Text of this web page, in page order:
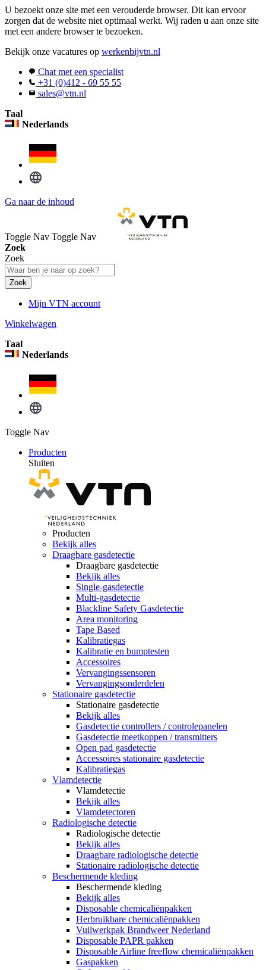
U bezoekt onze site met een verouderde browser. Dit kan ervoor
zorgen dat de website niet optimaal werkt. Wij raden u aan onze site
met een andere browser te bezoeken.
Bekijk onze vacatures op werkenbijvtn.nl
Chat met een specialist
+31 (0)412 - 69 55 55
sales@vtn.nl
Taal
Nederlands
Ga naar de inhoud
Toggle Nav Toggle Nav
Zoek
Zoek
Zoek
Mijn VTN account
Winkelwagen
Taal
Nederlands
Toggle Nav
Producten
Sluiten
Producten
Bekijk alles
Draagbare gasdetectie
Draagbare gasdetectie
Bekijk alles
Single-gasdetectie
Multi-gasdetectie
Blackline Safety Gasdetectie
Area monitoring
Tape Based
Kalibratiegas
Kalibratie en bumptesten
Accessoires
Vervangingssensoren
Vervangingsonderdelen
Stationaire gasdetectie
Stationaire gasdetectie
Bekijk alles
Gasdetectie controllers / controlepanelen
Gasdetectie meetkoppen / transmitters
Open pad gasdetectie
Accessoires stationaire gasdetectie
Kalibratiegas
Vlamdetectie
Vlamdetectie
Bekijk alles
Vlamdetectoren
Radiologische detectie
Radiologische detectie
Bekijk alles
Draagbare radiologische detectie
Stationaire radiologische detectie
Beschermende kleding
Beschermende kleding
Bekijk alles
Disposable chemicaliënpakken
Herbruikbare chemicaliënpakken
Vuilwerkpak Brandweer Nederland
Disposable PAPR pakken
Disposable Airline freeflow chemicaliënpakken
Gaspakken